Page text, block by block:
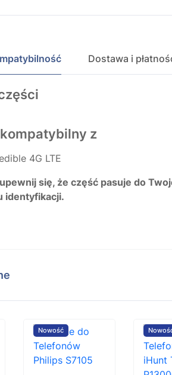
Dostawa i
z
4G LTE
się, że część pasuje do
identyfikacji.
Nowość